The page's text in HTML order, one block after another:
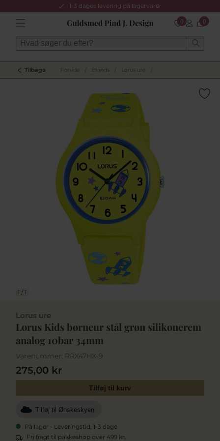
1-3 dages levering på lagervarer
0 0
Tilbage Forside Brands Lorus ure
1 / 1
Lorus ure
Lorus Kids børneur stål grøn silikonerem
analog 10bar 34mm
Varenummer: RRX47HX-9
275,00 kr
Tilføj til kurv
Tilføj til Ønskeskyen
På lager - Leveringstid, 1-3 dage
Fri fragt til pakkeshop over 499 kr.